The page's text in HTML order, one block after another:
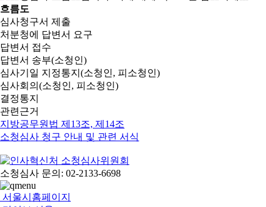
흐름도
심사청구서 제출
처분청에 답변서 요구
답변서 접수
답변서 송부(소청인)
심사기일 지정통지(소청인, 피소청인)
심사회의(소청인, 피소청인)
결정통지
관련근거
지방공무원법 제13조, 제14조
소청심사 청구 안내 및 관련 서식
소청심사 문의: 02-2133-6698
서울시홈페이지